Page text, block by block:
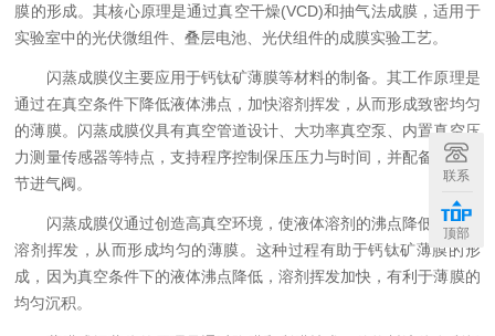
膜的形成。其核心原理是通过真空干燥(VCD)和抽气法成膜，适用于
实验室中的光伏微组件、叠层电池、光伏组件的成膜实验工艺‌。
闪蒸成膜仪主要应用于钙钛矿薄膜等材料的制备。其工作原理是
通过在真空条件下降低液体沸点，加快溶剂挥发，从而形成致密均匀
的薄膜。闪蒸成膜仪具有真空管道设计、大功率真空泵、内置真空压
力测量传感器等特点，支持程序控制保压压力与时间，并配备手动调
节进气阀。
闪蒸成膜仪通过创造高真空环境，使液体溶剂的沸点降低，加快
溶剂挥发，从而形成均匀的薄膜。这种过程有助于钙钛矿薄膜的形
成，因为真空条件下的液体沸点降低，溶剂挥发加快，有利于薄膜的
均匀沉积‌。
联系
顶部